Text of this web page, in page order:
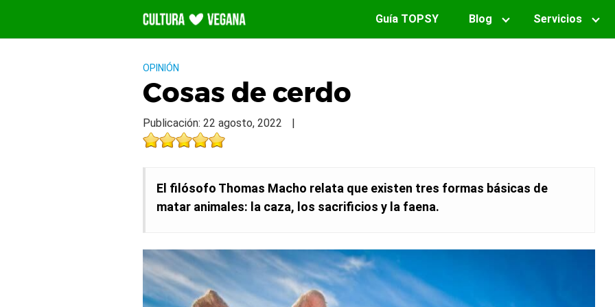
contenido
Guía TOPSY Blog Servicios
OPINIÓN
Cosas de cerdo
Publicación: 22 agosto, 2022 |
El filósofo Thomas Macho relata que existen tres formas básicas de
matar animales: la caza, los sacrificios y la faena.